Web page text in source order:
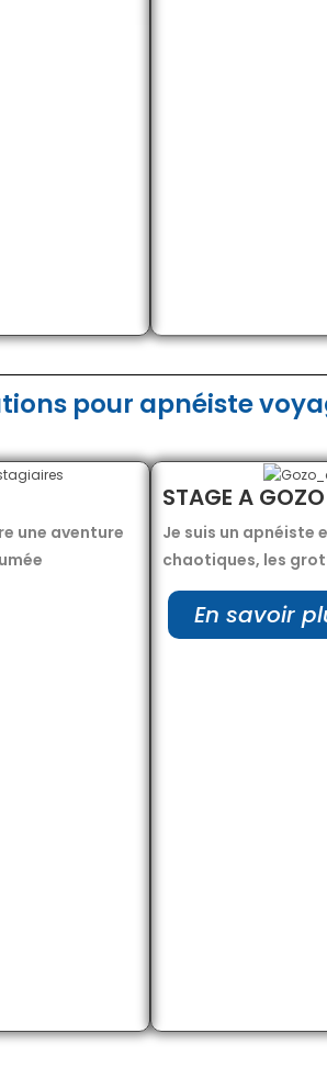
pour apnéiste
une aventure
STAGE A GOZO
Je suis un apnéiste
chaotiques, les
En savoir